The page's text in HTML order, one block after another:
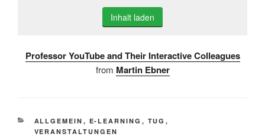
Inhalt laden
Professor YouTube and Their Interactive Colleagues
from Martin Ebner
KATEGORIEN
ALLGEMEIN , E-LEARNING , TUG ,
VERANSTALTUNGEN